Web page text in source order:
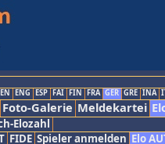
ENG ESP FAI FIN FRA GER GRE INA
Foto-Galerie Meldekartei
Elozahl
FIDE Spieler anmelden Elo